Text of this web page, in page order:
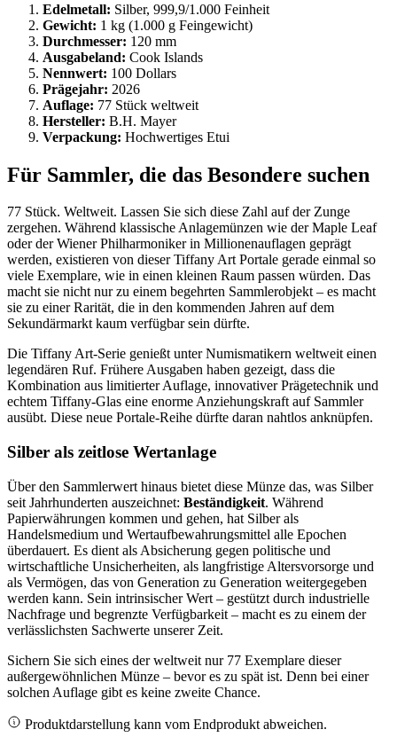
Edelmetall: Silber, 999,9/1.000 Feinheit
Gewicht: 1 kg (1.000 g Feingewicht)
Durchmesser: 120 mm
Ausgabeland: Cook Islands
Nennwert: 100 Dollars
Prägejahr: 2026
Auflage: 77 Stück weltweit
Hersteller: B.H. Mayer
Verpackung: Hochwertiges Etui
Für Sammler, die das Besondere suchen
77 Stück. Weltweit. Lassen Sie sich diese Zahl auf der Zunge
zergehen. Während klassische Anlagemünzen wie der Maple Leaf
oder der Wiener Philharmoniker in Millionenauflagen geprägt
werden, existieren von dieser Tiffany Art Portale gerade einmal so
viele Exemplare, wie in einen kleinen Raum passen würden. Das
macht sie nicht nur zu einem begehrten Sammlerobjekt – es macht
sie zu einer Rarität, die in den kommenden Jahren auf dem
Sekundärmarkt kaum verfügbar sein dürfte.
Die Tiffany Art-Serie genießt unter Numismatikern weltweit einen
legendären Ruf. Frühere Ausgaben haben gezeigt, dass die
Kombination aus limitierter Auflage, innovativer Prägetechnik und
echtem Tiffany-Glas eine enorme Anziehungskraft auf Sammler
ausübt. Diese neue Portale-Reihe dürfte daran nahtlos anknüpfen.
Silber als zeitlose Wertanlage
Über den Sammlerwert hinaus bietet diese Münze das, was Silber
seit Jahrhunderten auszeichnet: Beständigkeit. Während
Papierwährungen kommen und gehen, hat Silber als
Handelsmedium und Wertaufbewahrungsmittel alle Epochen
überdauert. Es dient als Absicherung gegen politische und
wirtschaftliche Unsicherheiten, als langfristige Altersvorsorge und
als Vermögen, das von Generation zu Generation weitergegeben
werden kann. Sein intrinsischer Wert – gestützt durch industrielle
Nachfrage und begrenzte Verfügbarkeit – macht es zu einem der
verlässlichsten Sachwerte unserer Zeit.
Sichern Sie sich eines der weltweit nur 77 Exemplare dieser
außergewöhnlichen Münze – bevor es zu spät ist. Denn bei einer
solchen Auflage gibt es keine zweite Chance.
Produktdarstellung kann vom Endprodukt abweichen.